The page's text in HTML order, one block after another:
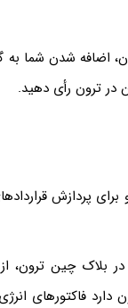
اضافه شدن شما
در ترون رأی دهید.
برای پردازش
چین ترون، از
فاکتورهای